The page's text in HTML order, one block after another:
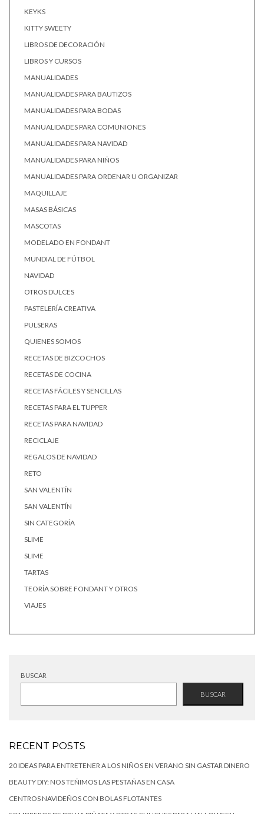
KEYKS
KITTY SWEETY
LIBROS DE DECORACIÓN
LIBROS Y CURSOS
MANUALIDADES
MANUALIDADES PARA BAUTIZOS
MANUALIDADES PARA BODAS
MANUALIDADES PARA COMUNIONES
MANUALIDADES PARA NAVIDAD
MANUALIDADES PARA NIÑOS
MANUALIDADES PARA ORDENAR U ORGANIZAR
MAQUILLAJE
MASAS BÁSICAS
MASCOTAS
MODELADO EN FONDANT
MUNDIAL DE FÚTBOL
NAVIDAD
OTROS DULCES
PASTELERÍA CREATIVA
PULSERAS
QUIENES SOMOS
RECETAS DE BIZCOCHOS
RECETAS DE COCINA
RECETAS FÁCILES Y SENCILLAS
RECETAS PARA EL TUPPER
RECETAS PARA NAVIDAD
RECICLAJE
REGALOS DE NAVIDAD
RETO
SAN VALENTÍN
SAN VALENTÍN
SIN CATEGORÍA
SLIME
SLIME
TARTAS
TEORÍA SOBRE FONDANT Y OTROS
VIAJES
BUSCAR
BUSCAR
RECENT POSTS
20 IDEAS PARA ENTRETENER A LOS NIÑOS EN VERANO SIN GASTAR DINERO
BEAUTY DIY: NOS TEÑIMOS LAS PESTAÑAS EN CASA
CENTROS NAVIDEÑOS CON BOLAS FLOTANTES